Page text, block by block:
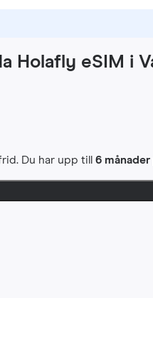
Holafly eSIM i
Du har upp till6 månader